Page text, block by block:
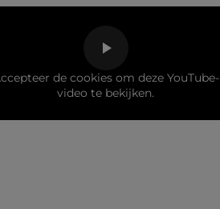
de cookies om deze YouTube-
video te bekijken.